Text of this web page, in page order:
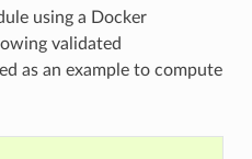
using a Docker
validated
as an example to compute